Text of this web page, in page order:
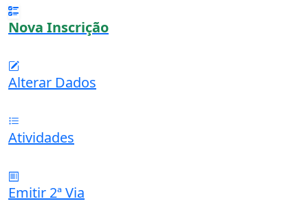
Nova Inscrição
Alterar Dados
Atividades
Emitir 2ª Via